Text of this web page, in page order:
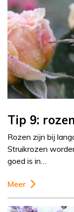
Tip 9:
Rozen zijn bij
Struikrozen
goed is in…
Meer